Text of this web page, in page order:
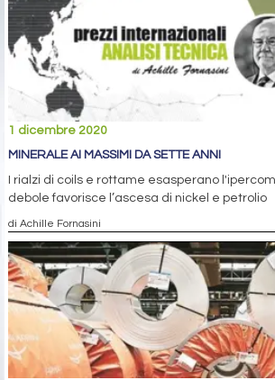
1 dicembre 2020
MINERALE AI MASSIMI DA SETTE ANNI
I rialzi di coils e rottame esasperano
debole favorisce l’ascesa di nickel e petrolio
di Achille Fornasini